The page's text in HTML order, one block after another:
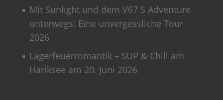
Mit Sunlight und dem V67 S Adventure
unterwegs: Eine unvergessliche Tour
2026
Lagerfeuerromantik – SUP & Chill am
Hariksee am 20. Juni 2026